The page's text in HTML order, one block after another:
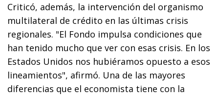
Criticó, además, la intervención del organismo
multilateral de crédito en las últimas crisis
regionales. "El Fondo impulsa condiciones que
han tenido mucho que ver con esas crisis. En los
Estados Unidos nos hubiéramos opuesto a esos
lineamientos", afirmó. Una de las mayores
diferencias que el economista tiene con la